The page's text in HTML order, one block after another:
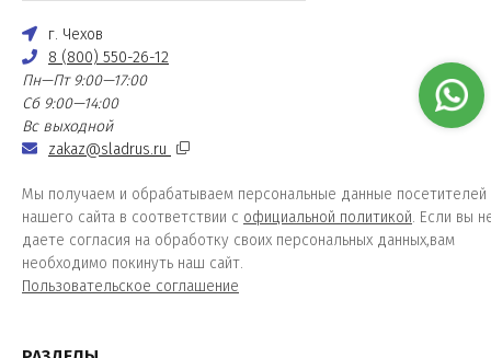
г. Чехов
8 (800) 550-26-12
Пн—Пт 9:00—17:00
Сб 9:00—14:00
Вс выходной
zakaz@sladrus.ru
Мы получаем и обрабатываем персональные данные посетителей
нашего сайта в соответствии с официальной политикой. Если вы
даете согласия на обработку своих персональных данных,вам
необходимо покинуть наш сайт.
Пользовательское соглашение